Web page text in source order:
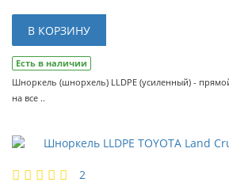
В КОРЗИНУ
Есть в наличии
Шноркель (шнорхель) LLDPE (усиленный) -
на все ..
2